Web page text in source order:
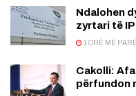
Ndalohen
zyrtari të
1 ORË MË PARË
Cakolli:
përfundon